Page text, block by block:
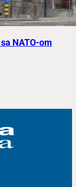
NATO-om